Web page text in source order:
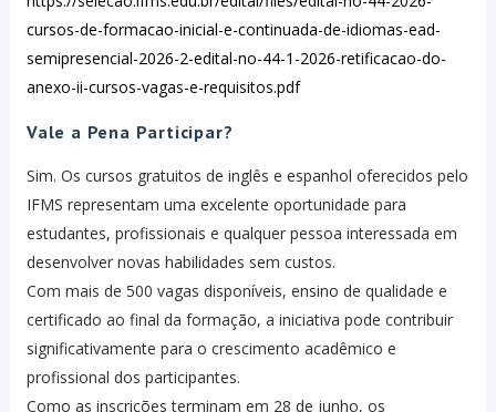
cursos-de-formacao-inicial-e-continuada-de-idiomas-ead-
semipresencial-2026-2-edital-no-44-1-2026-retificacao-do-
anexo-ii-cursos-vagas-e-requisitos.pdf
Vale a Pena Participar?
Sim. Os cursos gratuitos de inglês e espanhol oferecidos pelo
IFMS representam uma excelente oportunidade para
estudantes, profissionais e qualquer pessoa interessada em
desenvolver novas habilidades sem custos.
Com mais de 500 vagas disponíveis, ensino de qualidade e
certificado ao final da formação, a iniciativa pode contribuir
significativamente para o crescimento acadêmico e
profissional dos participantes.
Como as inscrições terminam em 28 de junho, os